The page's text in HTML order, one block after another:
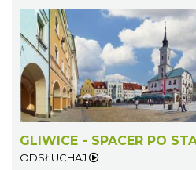
GLIWICE - SPACER PO
ODSŁUCHAJ